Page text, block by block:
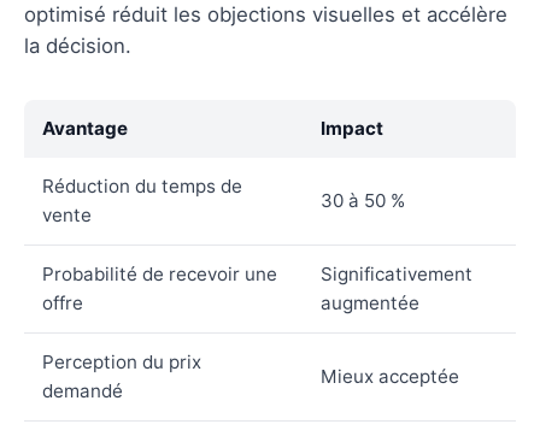
optimisé réduit les objections visuelles et accélère
la décision.
Avantage Impact
Réduction du temps de
vente
30 à 50 %
Probabilité de recevoir une
offre
Significativement
augmentée
Perception du prix
demandé
Mieux acceptée